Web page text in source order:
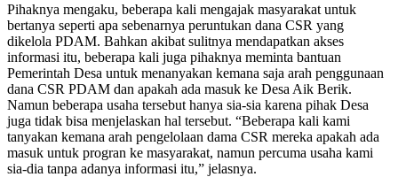
Pihaknya mengaku, beberapa kali mengajak masyarakat untuk
bertanya seperti apa sebenarnya peruntukan dana CSR yang
dikelola PDAM. Bahkan akibat sulitnya mendapatkan akses
informasi itu, beberapa kali juga pihaknya meminta bantuan
Pemerintah Desa untuk menanyakan kemana saja arah penggunaan
dana CSR PDAM dan apakah ada masuk ke Desa Aik Berik.
Namun beberapa usaha tersebut hanya sia-sia karena pihak Desa
juga tidak bisa menjelaskan hal tersebut. “Beberapa kali kami
tanyakan kemana arah pengelolaan dama CSR mereka apakah ada
masuk untuk progran ke masyarakat, namun percuma usaha kami
sia-dia tanpa adanya informasi itu,” jelasnya.